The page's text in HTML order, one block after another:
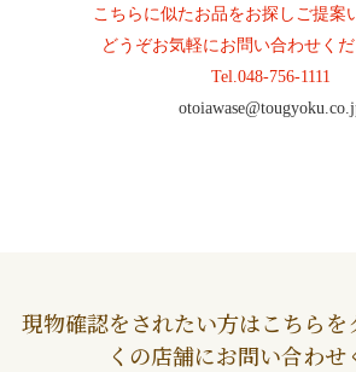
こちらに似たお品をお探しご提案
どうぞお気軽にお問い合わせくだ
Tel.048-756-1111
現物確認をされたい方はこちらを
くの店舗にお問い合わせ